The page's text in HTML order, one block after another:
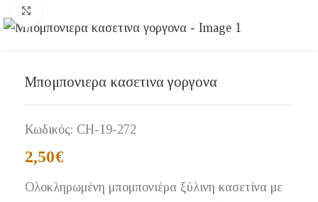
Μπομπονιερα κασετινα γοργονα
Κωδικός: CH-19-272
2,50€
Ολοκληρωμένη μπομπονιέρα ξύλινη κασετίνα με